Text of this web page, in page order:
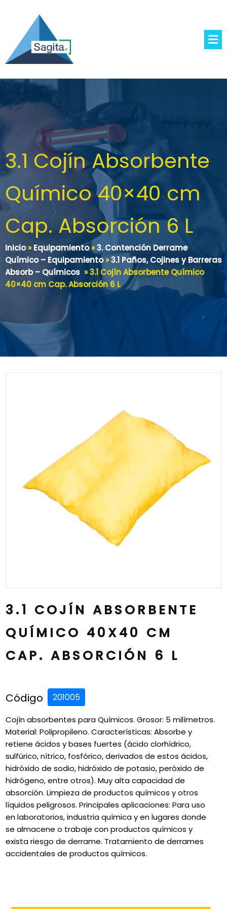
3.1 Cojín Absorbente
Químico 40×40 cm
Cap. Absorción 6 L
Inicio»Equipamiento»3. Contención Derrame
Químico – Equipamiento»3.1 Paños, Cojines y Barreras
Absorb – Químicos »3.1 Cojín Absorbente Químico
40×40 cm Cap. Absorción 6 L
3.1 COJÍN ABSORBENTE
QUÍMICO 40X40 CM
CAP. ABSORCIÓN 6 L
Código 201005
Cojín absorbentes para Químicos. Grosor: 5 milímetros.
Material: Polipropileno. Características: Absorbe y
retiene ácidos y bases fuertes (ácido clorhídrico,
sulfúrico, nítrico, fosfórico, derivados de estos ácidos,
hidróxido de sodio, hidróxido de potasio, peróxido de
hidrógeno, entre otros). Muy alta capacidad de
absorción. Limpieza de productos químicos y otros
líquidos peligrosos. Principales aplicaciones: Para uso
en laboratorios, industria química y en lugares donde
se almacene o trabaje con productos químicos y
exista riesgo de derrame. Tratamiento de derrames
accidentales de productos químicos.